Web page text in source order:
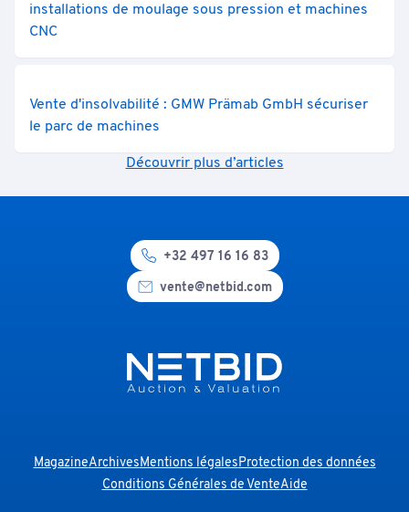
installations de moulage sous pression et machines
CNC
Vente d'insolvabilité : GMW Prämab GmbH sécuriser
le parc de machines
Découvrir plus d’articles
+32 497 16 16 83
vente@netbid.com
MagazineArchivesMentions légalesProtection des données
Conditions Générales de VenteAide